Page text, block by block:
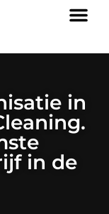
in
in de